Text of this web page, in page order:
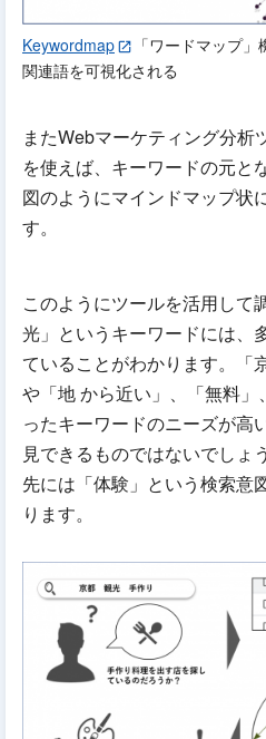
Keywordmap
「ワードマップ
関連語を可視化される
またWebマーケティング分
を使えば、キーワードの元と
図のようにマインドマップ状
す。
このようにツールを活用して
光」というキーワードには、
ていることがわかります。「
や「地 から近い」、「無料
ったキーワードのニーズが高
見できるものではないでしょ
先には「体験」という検索意
ります。